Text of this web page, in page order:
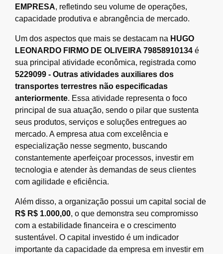
EMPRESA, refletindo seu volume de operações,
capacidade produtiva e abrangência de mercado.
Um dos aspectos que mais se destacam na HUGO
LEONARDO FIRMO DE OLIVEIRA 79858910134 é
sua principal atividade econômica, registrada como
5229099 - Outras atividades auxiliares dos
transportes terrestres não especificadas
anteriormente. Essa atividade representa o foco
principal de sua atuação, sendo o pilar que sustenta
seus produtos, serviços e soluções entregues ao
mercado. A empresa atua com excelência e
especialização nesse segmento, buscando
constantemente aperfeiçoar processos, investir em
tecnologia e atender às demandas de seus clientes
com agilidade e eficiência.
Além disso, a organização possui um capital social de
R$ R$ 1.000,00, o que demonstra seu compromisso
com a estabilidade financeira e o crescimento
sustentável. O capital investido é um indicador
importante da capacidade da empresa em investir em